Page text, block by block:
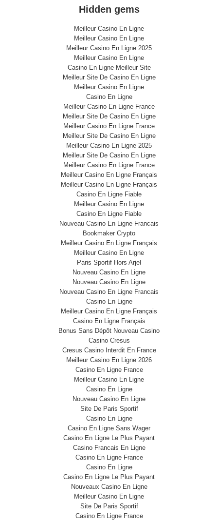
Hidden gems
Meilleur Casino En Ligne
Meilleur Casino En Ligne
Meilleur Casino En Ligne 2025
Meilleur Casino En Ligne
Casino En Ligne Meilleur Site
Meilleur Site De Casino En Ligne
Meilleur Casino En Ligne
Casino En Ligne
Meilleur Casino En Ligne France
Meilleur Site De Casino En Ligne
Meilleur Casino En Ligne France
Meilleur Site De Casino En Ligne
Meilleur Casino En Ligne 2025
Meilleur Site De Casino En Ligne
Meilleur Casino En Ligne France
Meilleur Casino En Ligne Français
Meilleur Casino En Ligne Français
Casino En Ligne Fiable
Meilleur Casino En Ligne
Casino En Ligne Fiable
Nouveau Casino En Ligne Francais
Bookmaker Crypto
Meilleur Casino En Ligne Français
Meilleur Casino En Ligne
Paris Sportif Hors Arjel
Nouveau Casino En Ligne
Nouveau Casino En Ligne
Nouveau Casino En Ligne Francais
Casino En Ligne
Meilleur Casino En Ligne Français
Casino En Ligne Français
Bonus Sans Dépôt Nouveau Casino
Casino Cresus
Cresus Casino Interdit En France
Meilleur Casino En Ligne 2026
Casino En Ligne France
Meilleur Casino En Ligne
Casino En Ligne
Nouveau Casino En Ligne
Site De Paris Sportif
Casino En Ligne
Casino En Ligne Sans Wager
Casino En Ligne Le Plus Payant
Casino Francais En Ligne
Casino En Ligne France
Casino En Ligne
Casino En Ligne Le Plus Payant
Nouveaux Casino En Ligne
Meilleur Casino En Ligne
Site De Paris Sportif
Casino En Ligne France